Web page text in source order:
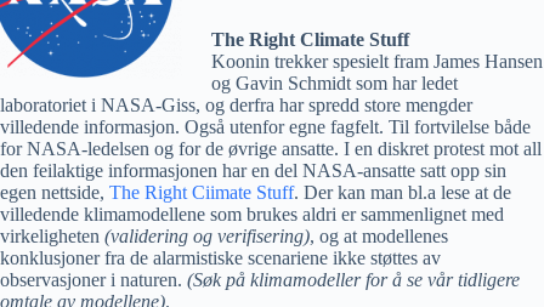
The Right Climate Stuff
Koonin trekker spesielt fram James Hansen
og Gavin Schmidt som har ledet
laboratoriet i NASA-Giss, og derfra har spredd store mengder
villedende informasjon. Også utenfor egne fagfelt. Til fortvilelse både
for NASA-ledelsen og for de øvrige ansatte. I en diskret protest mot all
den feilaktige informasjonen har en del NASA-ansatte satt opp sin
egen nettside, The Right Ciimate Stuff. Der kan man bl.a lese at de
villedende klimamodellene som brukes aldri er sammenlignet med
virkeligheten (validering og verifisering), og at modellenes
konklusjoner fra de alarmistiske scenariene ikke støttes av
observasjoner i naturen. (Søk på klimamodeller for å se vår tidligere
omtale av modellene).